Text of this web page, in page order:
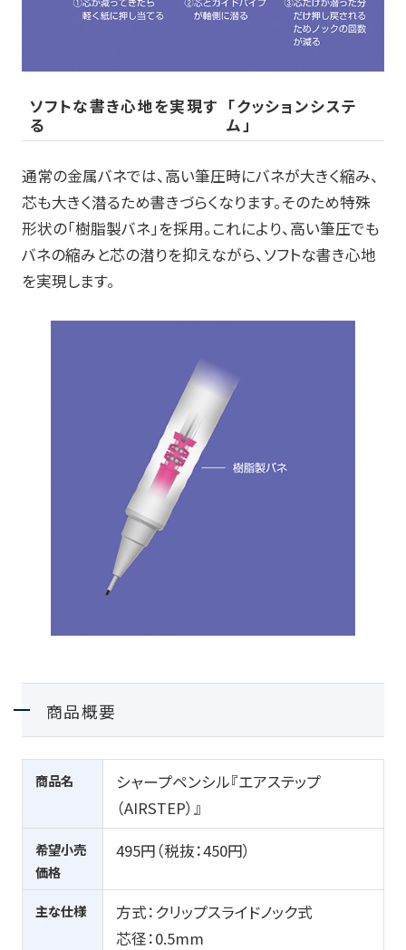
ソフトな書き心地を実現す
る
「クッションシステ
ム」
通常の金属バネでは、高い筆圧時にバネが大きく縮み、
芯も大きく潜るため書きづらくなります。そのため特殊
形状の「樹脂製バネ」を採用。これにより、高い筆圧でも
バネの縮みと芯の潜りを抑えながら、ソフトな書き心地
を実現します。
商品概要
商品名
シャープペンシル『エアステップ
（AIRSTEP）』
希望小売
価格
495円（税抜：450円）
主な仕様
方式：クリップスライドノック式
芯径：0.5mm